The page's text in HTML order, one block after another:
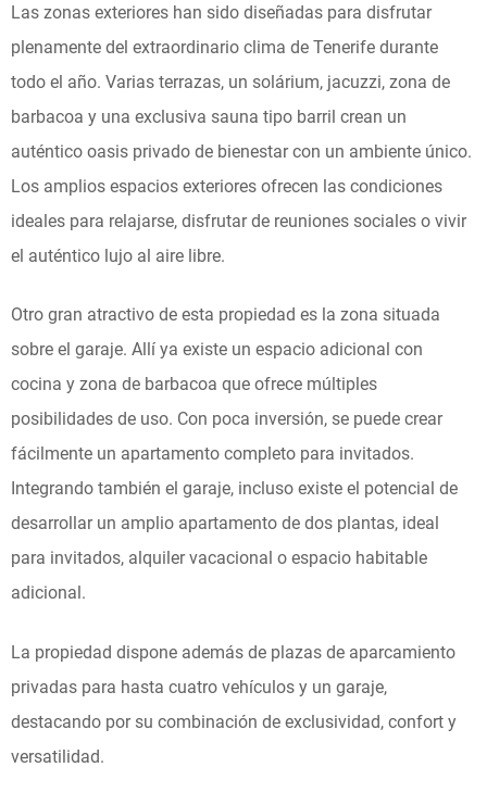
Las zonas exteriores han sido diseñadas para disfrutar
plenamente del extraordinario clima de Tenerife durante
todo el año. Varias terrazas, un solárium, jacuzzi, zona de
barbacoa y una exclusiva sauna tipo barril crean un
auténtico oasis privado de bienestar con un ambiente único.
Los amplios espacios exteriores ofrecen las condiciones
ideales para relajarse, disfrutar de reuniones sociales o vivir
el auténtico lujo al aire libre.
Otro gran atractivo de esta propiedad es la zona situada
sobre el garaje. Allí ya existe un espacio adicional con
cocina y zona de barbacoa que ofrece múltiples
posibilidades de uso. Con poca inversión, se puede crear
fácilmente un apartamento completo para invitados.
Integrando también el garaje, incluso existe el potencial de
desarrollar un amplio apartamento de dos plantas, ideal
para invitados, alquiler vacacional o espacio habitable
adicional.
La propiedad dispone además de plazas de aparcamiento
privadas para hasta cuatro vehículos y un garaje,
destacando por su combinación de exclusividad, confort y
versatilidad.